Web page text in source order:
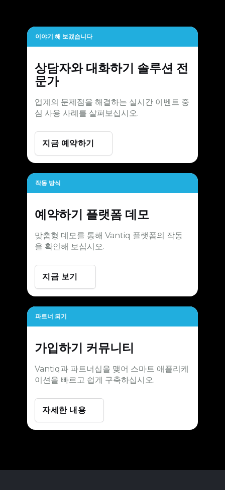
이야기 해 보겠습니다
상담자와 대화하기 솔루션 전
문가
업계의 문제점을 해결하는 실시간 이벤트 중
심 사용 사례를 살펴보십시오.
지금 예약하기
작동 방식
예약하기 플랫폼 데모
맞춤형 데모를 통해 Vantiq 플랫폼의 작동
을 확인해 보십시오.
지금 보기
파트너 되기
가입하기 커뮤니티
Vantiq과 파트너십을 맺어 스마트 애플리케
이션을 빠르고 쉽게 구축하십시오.
자세한 내용